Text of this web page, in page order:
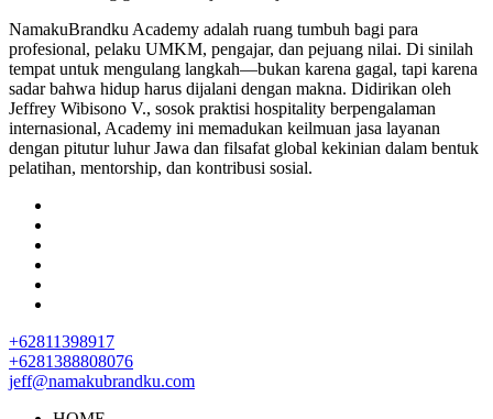
NamakuBrandku Academy adalah ruang tumbuh bagi para
profesional, pelaku UMKM, pengajar, dan pejuang nilai. Di sinilah
tempat untuk mengulang langkah—bukan karena gagal, tapi karena
sadar bahwa hidup harus dijalani dengan makna. Didirikan oleh
Jeffrey Wibisono V., sosok praktisi hospitality berpengalaman
internasional, Academy ini memadukan keilmuan jasa layanan
dengan pitutur luhur Jawa dan filsafat global kekinian dalam bentuk
pelatihan, mentorship, dan kontribusi sosial.
+62811398917
+6281388808076
jeff@namakubrandku.com